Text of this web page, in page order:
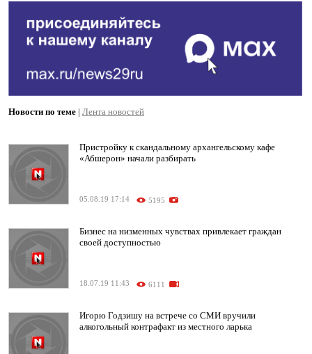
Новости по теме | Лента новостей
Пристройку к скандальному архангельскому кафе
«Абшерон» начали разбирать
05.08.19 17:14 5195
Бизнес на низменных чувствах привлекает граждан
своей доступностью
18.07.19 11:43 6111
Игорю Годзишу на встрече со СМИ вручили
алкогольный контрафакт из местного ларька